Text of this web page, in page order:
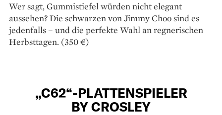
Wer sagt, Gummistiefel würden nicht elegant
aussehen? Die schwarzen von Jimmy Choo sind es
jedenfalls – und die perfekte Wahl an regnerischen
Herbsttagen. (350 €)
„C62“-PLATTENSPIELER
BY CROSLEY